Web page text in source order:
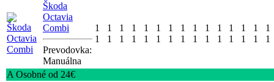
Škoda
Octavia
Combi
Prevodovka:
Manuálna
1
1
1
1
1
1
1
1
1
1
1
1
1
1
1
1
1
1
1
1
1
1
1
1
1
1
1
1
1
1
A Osobné od 24€